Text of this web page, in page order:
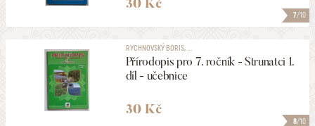
7/10
30 Kč
8/10
RYCHNOVSKÝ BORIS, ...
Přírodopis pro 7. ročník - Strunatci 1.
díl - učebnice
30 Kč